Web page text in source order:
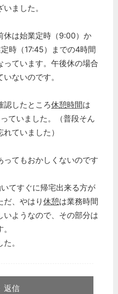
ました。
休は始業定時（9:00）か
時（17:45）までの4時間
っています。午後休の場合
ないのです。
認したところ休憩時間は
ていました。（普段そん
ていました）
ってもおかしくないのです
てすぐに帰宅出来る方が
だ、やはり 休憩は業務時間
いようなので、その部分は
。
返信